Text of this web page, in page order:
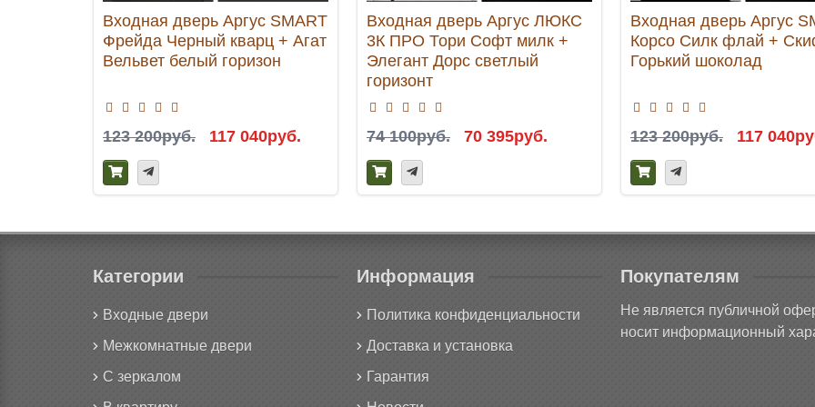
Входная дверь Аргус SMART
Фрейда Черный кварц + Агат
Вельвет белый горизон
123 200руб. 117 040руб.
Входная дверь Аргус ЛЮКС
3К ПРО Тори Софт милк +
Элегант Дорс светлый
горизонт
74 100руб. 70 395руб.
Входная дверь Аргус
Корсо Силк флай +
Горький шоколад
123 200руб. 117
Категории
Входные двери
Межкомнатные двери
С зеркалом
Информация
Политика конфиденциальности
Доставка и установка
Гарантия
Покупателям
Не является публичной
носит информационный